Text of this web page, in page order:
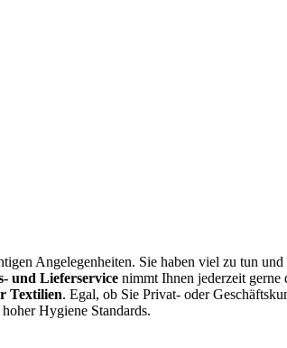
Angelegenheiten. Sie haben viel zu tun und
und Lieferservice nimmt Ihnen jederzeit gerne
Textilien. Egal, ob Sie Privat- oder
Hygiene Standards.